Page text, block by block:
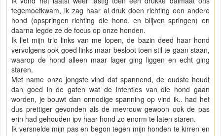
tegemoetkwam, ik zag haar al druk doen richting een andere
hond (opspringen richting die hond, en blijven springen) en
daarna legde ze de focus op onze honden.
Ik liet mijn trio links van me lopen, de bazin deed haar hond
vervolgens ook goed links maar besloot toen stil te gaan staan,
waarop de hond alleen maar lager ging liggen en echt ging
staren.
Met name onze jongste vind dat spannend, de oudste houdt
dan goed in de gaten wat de intenties van die hond gaan
worden, je bouwt dan onnodige spanning op vind ik.. had het
dus prettiger gevonden als de mevrouw gewoon ook de pas
erin had gehouden ipv haar hond zo enorm te laten staren.
Ik versnelde mijn pas en begon tegen mijn honden te kirren en